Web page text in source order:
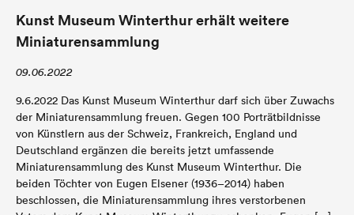
Kunst Museum Winterthur erhält weitere
Miniaturensammlung
09.06.2022
9.6.2022 Das Kunst Museum Winterthur darf sich über Zuwachs
der Miniaturensammlung freuen. Gegen 100 Porträtbildnisse
von Künstlern aus der Schweiz, Frankreich, England und
Deutschland ergänzen die bereits jetzt umfassende
Miniaturensammlung des Kunst Museum Winterthur. Die
beiden Töchter von Eugen Elsener (1936–2014) haben
beschlossen, die Miniaturensammlung ihres verstorbenen